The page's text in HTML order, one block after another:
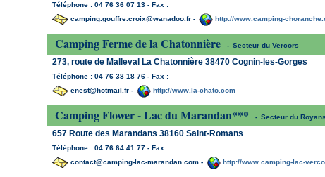
Téléphone : 04 76 36 07 13 - Fax :
camping.gouffre.croix@wanadoo.fr -
http://www.camping-
Camping Ferme de la Chatonnière - Secteur du Vercors
273, route de Malleval La Chatonnière 38470 Cognin-les-Gorges
Téléphone : 04 76 38 18 76 - Fax :
enest@hotmail.fr -
http://www.la-chato.com
Camping Flower - Lac du Marandan*** - Secteur du
657 Route des Marandans 38160 Saint-Romans
Téléphone : 04 76 64 41 77 - Fax :
contact@camping-lac-marandan.com -
http://www.camping-lac-